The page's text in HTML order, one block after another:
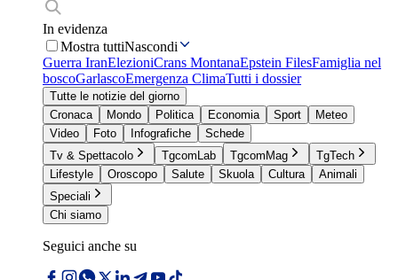
In evidenza
Mostra tuttiNascondi
Guerra IranElezioniCrans MontanaEpstein FilesFamiglia nel
boscoGarlascoEmergenza ClimaTutti i dossier
Tutte le notizie del giorno
Cronaca
Mondo Politica Economia Sport
Meteo
Video
Foto Infografiche
Schede
Tv & Spettacolo
TgcomLab TgcomMag
TgTech
Lifestyle
Oroscopo Salute Skuola Cultura
Animali
Speciali
Chi siamo
Seguici anche su